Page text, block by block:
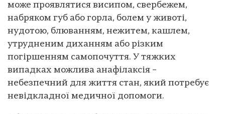
може проявлятися висипом, свербежем,
набряком губ або горла, болем у животі,
нудотою, блюванням, нежитем, кашлем,
утрудненим диханням або різким
погіршенням самопочуття. У тяжких
випадках можлива анафілаксія –
небезпечний для життя стан, який потребує
невідкладної медичної допомоги.